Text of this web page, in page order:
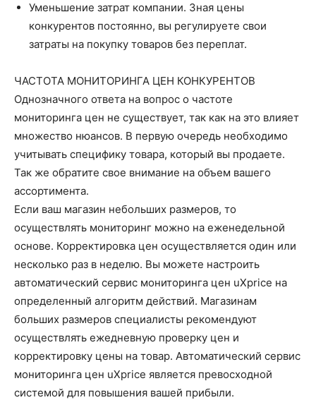
Уменьшение затрат компании. Зная цены
конкурентов постоянно, вы регулируете свои
затраты на покупку товаров без переплат.
ЧАСТОТА МОНИТОРИНГА ЦЕН КОНКУРЕНТОВ
Однозначного ответа на вопрос о частоте
мониторинга цен не существует, так как на это влияет
множество нюансов. В первую очередь необходимо
учитывать специфику товара, который вы продаете.
Так же обратите свое внимание на объем вашего
ассортимента.
Если ваш магазин небольших размеров, то
осуществлять мониторинг можно на еженедельной
основе. Корректировка цен осуществляется один или
несколько раз в неделю. Вы можете настроить
автоматический сервис мониторинга цен uXprice на
определенный алгоритм действий. Магазинам
больших размеров специалисты рекомендуют
осуществлять ежедневную проверку цен и
корректировку цены на товар. Автоматический сервис
мониторинга цен uXprice является превосходной
системой для повышения вашей прибыли.